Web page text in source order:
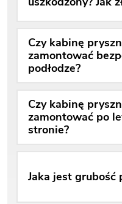
Czy kabinę
zamontować
podłodze?
Czy kabinę
zamontować po
stronie?
Jaka jest grubość